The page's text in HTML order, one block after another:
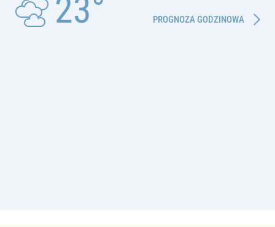
23° PROGNOZA GODZINOWA